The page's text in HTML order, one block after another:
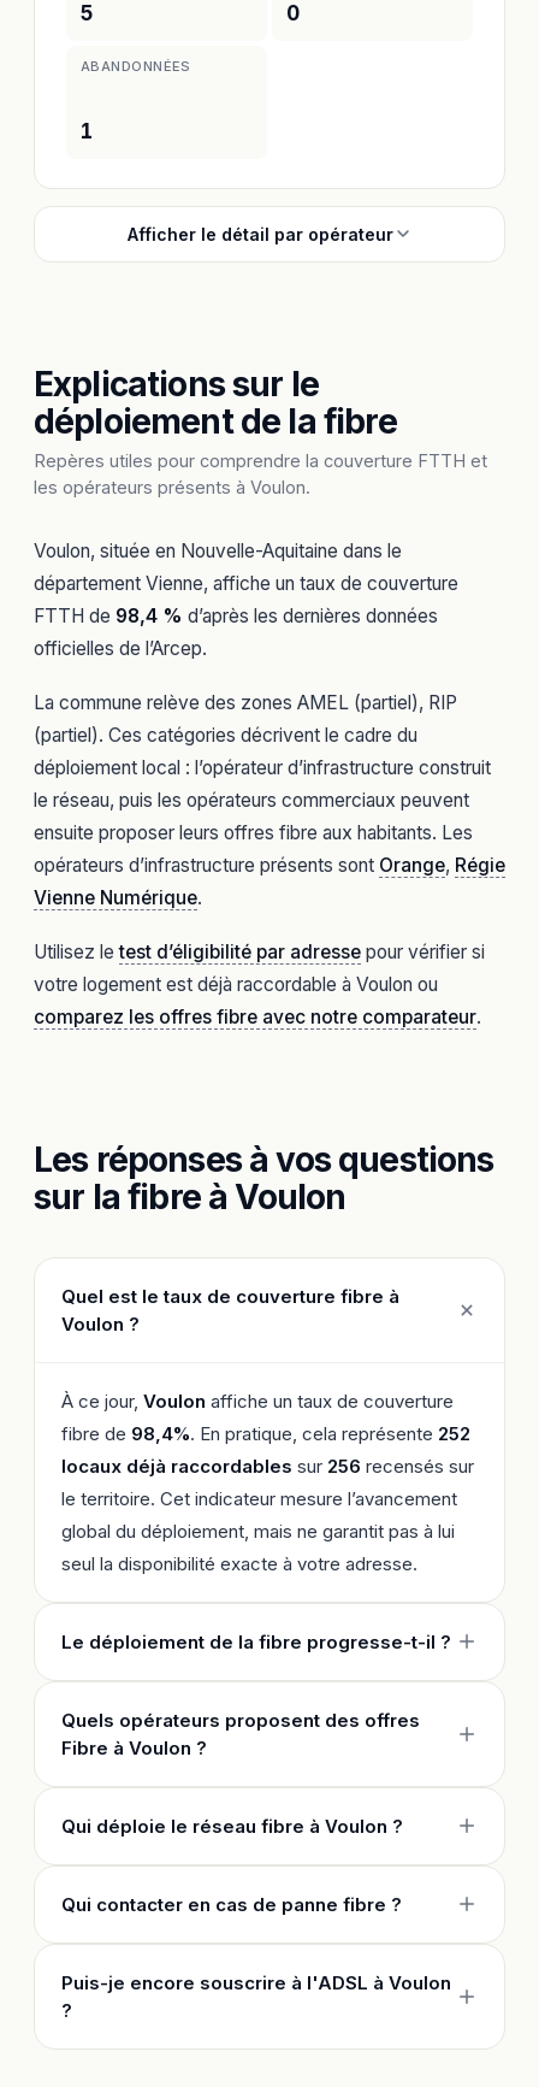
5 0
ABANDONNÉES
1
Afficher le détail par opérateur
Explications sur le
déploiement de la fibre
Repères utiles pour comprendre la couverture FTTH et
les opérateurs présents à Voulon.
Voulon, située en Nouvelle-Aquitaine dans le
département Vienne, affiche un taux de couverture
FTTH de 98,4 % d’après les dernières données
officielles de l’Arcep.
La commune relève des zones AMEL (partiel), RIP
(partiel). Ces catégories décrivent le cadre du
déploiement local : l’opérateur d’infrastructure construit
le réseau, puis les opérateurs commerciaux peuvent
ensuite proposer leurs offres fibre aux habitants. Les
opérateurs d’infrastructure présents sont Orange, Régie
Vienne Numérique.
Utilisez letest d’éligibilité par adresse pour vérifier si
votre logement est déjà raccordable à Voulon ou
comparez les offres fibre avec notre comparateur.
Les réponses à vos questions
sur la fibre à Voulon
Quel est le taux de couverture fibre à
Voulon ?
À ce jour, Voulon affiche un taux de couverture
fibre de 98,4%. En pratique, cela représente 252
locaux déjà raccordables sur 256 recensés sur
le territoire. Cet indicateur mesure l’avancement
global du déploiement, mais ne garantit pas à lui
seul la disponibilité exacte à votre adresse.
Le déploiement de la fibre progresse-t-il ?
Quels opérateurs proposent des offres
Fibre à Voulon ?
Qui déploie le réseau fibre à Voulon ?
Qui contacter en cas de panne fibre ?
Puis-je encore souscrire à l'ADSL à Voulon
?